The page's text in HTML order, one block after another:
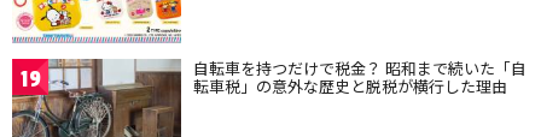
19 自転車を持つだけで税金？ 昭和まで続いた「自
転車税」の意外な歴史と脱税が横行した理由